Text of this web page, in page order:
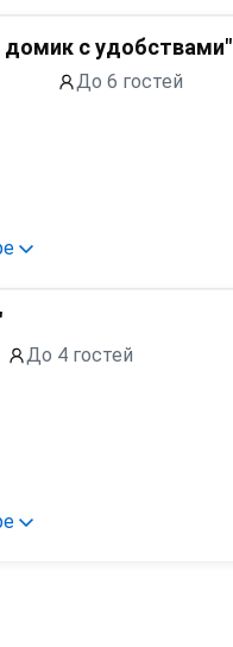
с удобствами"
До 6 гостей
До 4 гостей